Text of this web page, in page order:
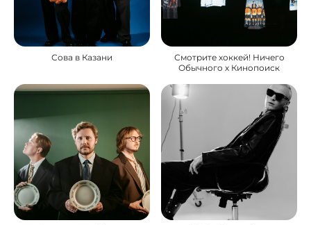
Сова в Казани
Смотрите хоккей! Ничего
Обычного х Кинопоиск